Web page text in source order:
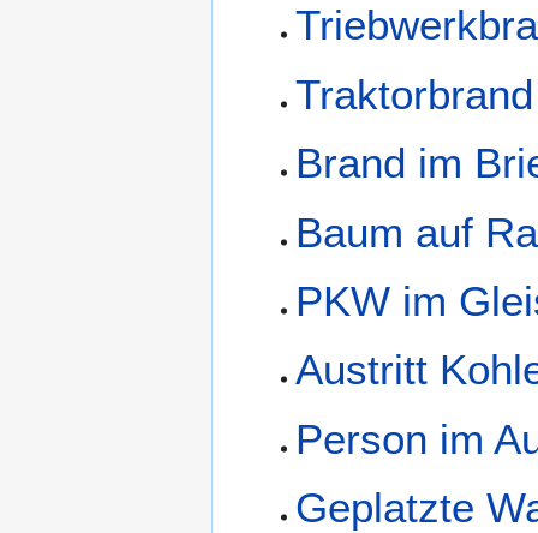
Traktorbrand
Brand im
Baum auf
PKW im
Austritt
Person im
Geplatzte